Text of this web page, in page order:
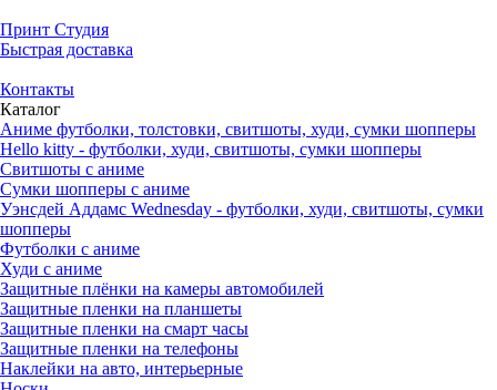
Принт Студия
Быстрая доставка
Контакты
Каталог
Аниме футболки, толстовки, свитшоты, худи, сумки шопперы
Hello kitty - футболки, худи, свитшоты, сумки шопперы
Свитшоты с аниме
Сумки шопперы с аниме
Уэнсдей Аддамс Wednesday - футболки, худи, свитшоты, сумки
шопперы
Футболки с аниме
Худи с аниме
Защитные плёнки на камеры автомобилей
Защитные пленки на планшеты
Защитные пленки на смарт часы
Защитные пленки на телефоны
Наклейки на авто, интерьерные